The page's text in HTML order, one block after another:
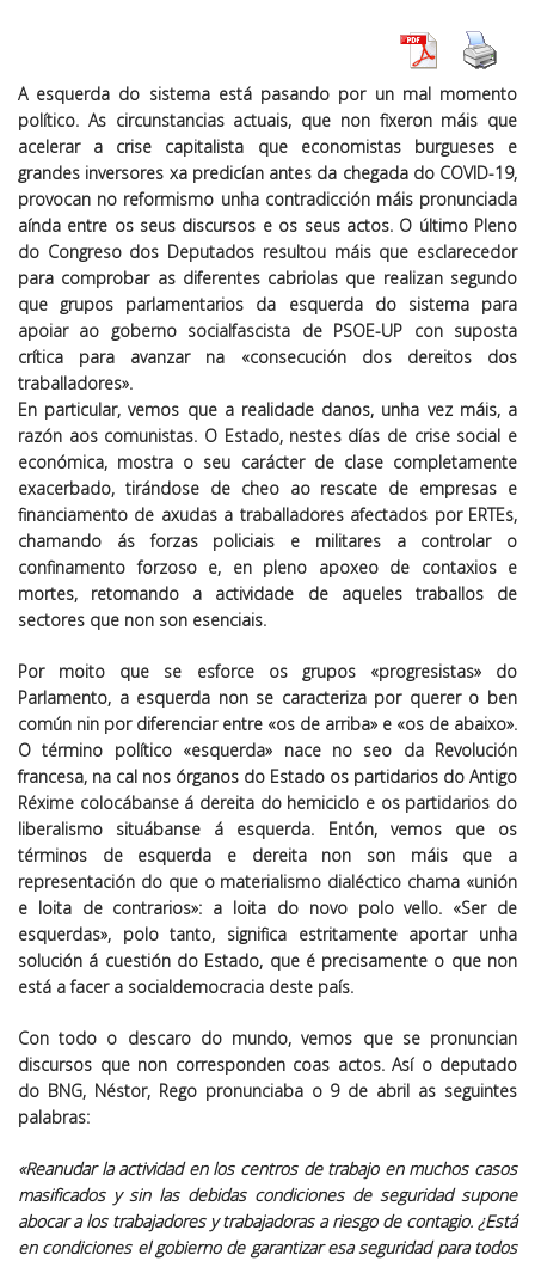
A esquerda do sistema está pasando por un mal momento
político. As circunstancias actuais, que non fixeron máis que
acelerar a crise capitalista que economistas burgueses e
grandes inversores xa predicían antes da chegada do COVID-19,
provocan no reformismo unha contradicción máis pronunciada
aínda entre os seus discursos e os seus actos. O último Pleno
do Congreso dos Deputados resultou máis que esclarecedor
para comprobar as diferentes cabriolas que realizan segundo
que grupos parlamentarios da esquerda do sistema para
apoiar ao goberno socialfascista de PSOE-UP con suposta
crítica para avanzar na «consecución dos dereitos dos
traballadores».
En particular, vemos que a realidade danos, unha vez máis, a
razón aos comunistas. O Estado, nestes días de crise social e
económica, mostra o seu carácter de clase completamente
exacerbado, tirándose de cheo ao rescate de empresas e
financiamento de axudas a traballadores afectados por ERTEs,
chamando ás forzas policiais e militares a controlar o
confinamento forzoso e, en pleno apoxeo de contaxios e
mortes, retomando a actividade de aqueles traballos de
sectores que non son esenciais.
Por moito que se esforce os grupos «progresistas» do
Parlamento, a esquerda non se caracteriza por querer o ben
común nin por diferenciar entre «os de arriba» e «os de abaixo».
O término político «esquerda» nace no seo da Revolución
francesa, na cal nos órganos do Estado os partidarios do Antigo
Réxime colocábanse á dereita do hemiciclo e os partidarios do
liberalismo situábanse á esquerda. Entón, vemos que os
términos de esquerda e dereita non son máis que a
representación do que o materialismo dialéctico chama «unión
e loita de contrarios»: a loita do novo polo vello. «Ser de
esquerdas», polo tanto, significa estritamente aportar unha
solución á cuestión do Estado, que é precisamente o que non
está a facer a socialdemocracia deste país.
Con todo o descaro do mundo, vemos que se pronuncian
discursos que non corresponden coas actos. Así o deputado
do BNG, Néstor, Rego pronunciaba o 9 de abril as seguintes
palabras:
«Reanudar la actividad en los centros de trabajo en muchos casos
masificados y sin las debidas condiciones de seguridad supone
abocar a los trabajadores y trabajadoras a riesgo de contagio. ¿Está
en condiciones el gobierno de garantizar esa seguridad para todos